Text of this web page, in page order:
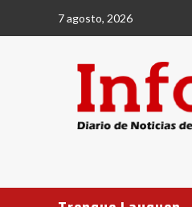
7 agosto, 2026